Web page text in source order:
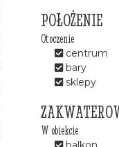
POŁOŻENIE
Otoczenie
centrum
bary
sklepy
W obiekcie